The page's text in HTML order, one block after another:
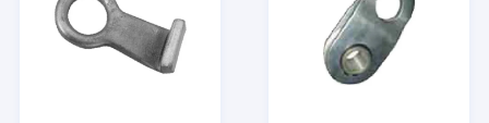
Über uns
Fabrik-Ausflug